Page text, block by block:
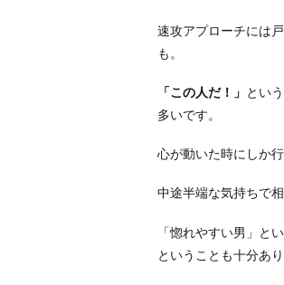
し
い】
ド
ド
キ
る
恋
速攻アプローチには
も。
「この人だ！」 とい
多いです。
心が動いた時にしか
中途半端な気持ちで
「惚れやすい男」と
ということも十分あり